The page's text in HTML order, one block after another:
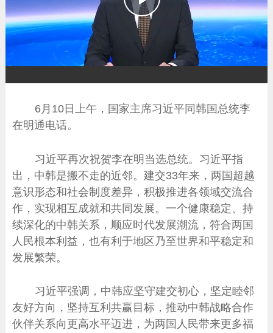
播
放
6月10日上午，国家主席习近平同韩国总统李
在明通电话。
习近平再次祝贺李在明当选总统。习近平指
出，中韩是搬不走的近邻。建交33年来，两国超越
意识形态和社会制度差异，积极推进各领域交流合
作，实现相互成就和共同发展。一个健康稳定、持
续深化的中韩关系，顺应时代发展潮流，符合两国
人民根本利益，也有利于地区乃至世界和平稳定和
发展繁荣。
习近平强调，中韩应坚守建交初心，坚定睦邻
友好方向，坚持互利共赢目标，推动中韩战略合作
伙伴关系向更高水平迈进，为两国人民带来更多福